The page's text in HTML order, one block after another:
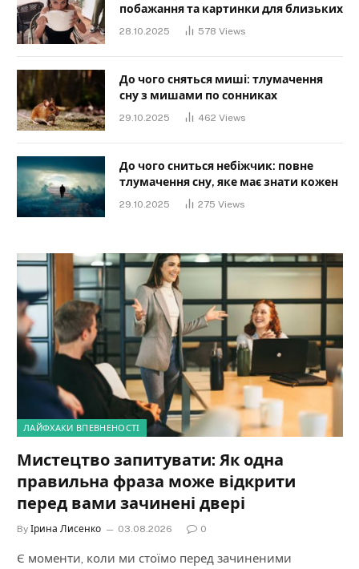
побажання та картинки для близьких
28.10.2025 578 Views
До чого сняться миші: тлумачення
сну з мишами по сонниках
29.10.2025 462 Views
До чого сниться небіжчик: повне
тлумачення сну, яке має знати кожен
29.10.2025 275 Views
ЛАЙФХАКИ ВПЕВНЕНОСТІ
Мистецтво запитувати: Як одна
правильна фраза може відкрити
перед вами зачинені двері
By Ірина Лисенко 03.08.2026 0
Є моменти, коли ми стоїмо перед зачиненими